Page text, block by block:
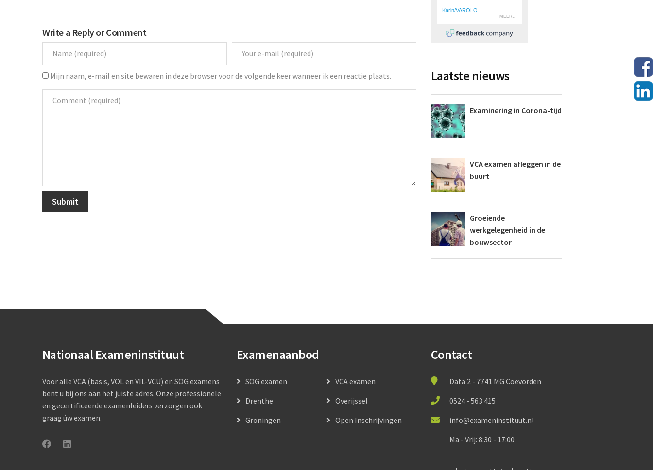
Write a Reply or Comment
Mijn naam, e-mail en site bewaren in deze browser voor de volgende keer wanneer ik een reactie plaats. Laatste nieuws
Examinering in Corona-tijd
VCA examen afleggen in de
buurt
Groeiende
werkgelegenheid in de
bouwsector
Nationaal Exameninstituut
Voor alle VCA (basis, VOL en VIL-VCU) en SOG examens
bent u bij ons aan het juiste adres. Onze professionele
en gecertificeerde examenleiders verzorgen ook
graag úw examen.
Examenaanbod
SOG examen
VCA examen
Drenthe
Overijssel
Groningen
Open Inschrijvingen
Contact
Data 2 - 7741 MG Coevorden
0524 - 563 415
info@exameninstituut.nl
Ma - Vrij: 8:30 - 17:00